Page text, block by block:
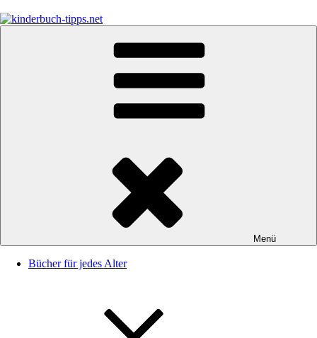
Inhalt
springen
Empfehlungen und Tipps rund um das Thema Kinderbücher und
Menü
Bücher für jedes Alter